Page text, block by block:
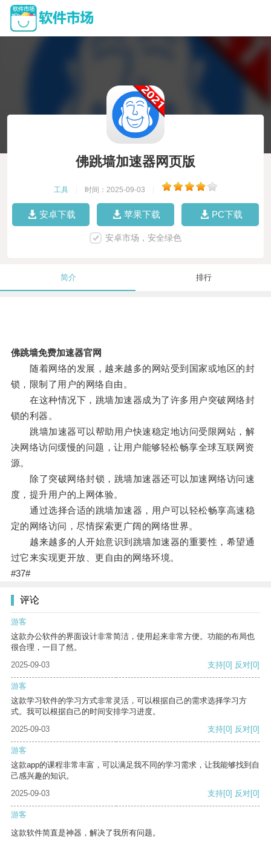
佛跳墙加速器网页版
工具 时间：2025-09-03
安卓下载 苹果下载 PC下载
安卓市场，安全绿色
简介 排行
佛跳墙免费加速器官网
随着网络的发展，越来越多的网站受到国家或地区的封
锁，限制了用户的网络自由。
在这种情况下，跳墙加速器成为了许多用户突破网络封
锁的利器。
跳墙加速器可以帮助用户快速稳定地访问受限网站，解
决网络访问缓慢的问题，让用户能够轻松畅享全球互联网资
源。
除了突破网络封锁，跳墙加速器还可以加速网络访问速
度，提升用户的上网体验。
通过选择合适的跳墙加速器，用户可以轻松畅享高速稳
定的网络访问，尽情探索更广阔的网络世界。
越来越多的人开始意识到跳墙加速器的重要性，希望通
过它来实现更开放、更自由的网络环境。
#37#
评论
游客
这款办公软件的界面设计非常简洁，使用起来非常方便。功能的布局也
很合理，一目了然。
2025-09-03
支持[0] 反对[0]
游客
这款学习软件的学习方式非常灵活，可以根据自己的需求选择学习方
式。我可以根据自己的时间安排学习进度。
2025-09-03
支持[0] 反对[0]
游客
这款app的课程非常丰富，可以满足我不同的学习需求，让我能够找到自
己感兴趣的知识。
2025-09-03
支持[0] 反对[0]
游客
这款软件简直是神器，解决了我所有问题。